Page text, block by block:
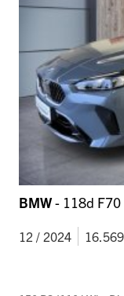
BMW- 118d F70
12 / 2024